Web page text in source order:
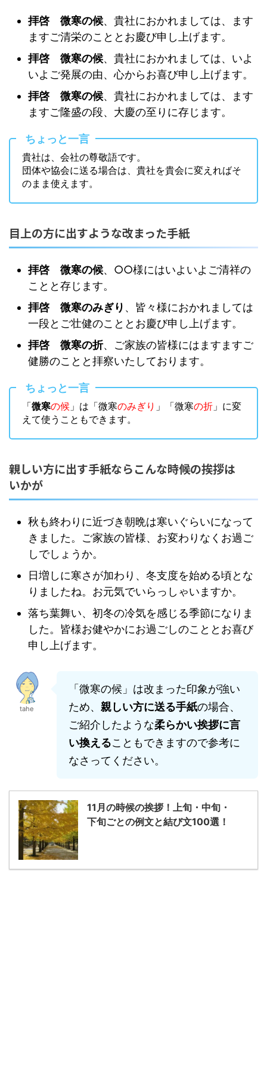
拝啓 微寒の候、貴社におかれましては、ます
ますご清栄のこととお慶び申し上げます。
拝啓 微寒の候、貴社におかれましては、いよ
いよご発展の由、心からお喜び申し上げます。
拝啓 微寒の候、貴社におかれましては、ます
ますご隆盛の段、大慶の至りに存じます。
ちょっと一言
貴社は、会社の尊敬語です。
団体や協会に送る場合は、貴社を貴会に変えればそ
のまま使えます。
目上の方に出すような改まった手紙
拝啓 微寒の候、○○様にはいよいよご清祥の
ことと存じます。
拝啓 微寒のみぎり 、皆々様におかれましては
一段とご壮健のこととお慶び申し上げます。
拝啓 微寒の折、ご家族の皆様にはますますご
健勝のことと拝察いたしております。
ちょっと一言
「微寒の候 」は「微寒のみぎり 」「微寒の折 」に変
えて使うこともできます。
親しい方に出す手紙ならこんな時候の挨拶は
いかが
秋も終わりに近づき朝晩は寒いぐらいになって
きました。ご家族の皆様、お変わりなくお過ご
しでしょうか。
日増しに寒さが加わり、冬支度を始める頃とな
りましたね。お元気でいらっしゃいますか。
落ち葉舞い、初冬の冷気を感じる季節になりま
した。皆様お健やかにお過ごしのこととお喜び
申し上げます。
tahe
「微寒の候」は改まった印象が強い
ため、 親しい方に送る手紙の場合、
ご紹介したような柔らかい挨拶に言
い換えることもできますので参考に
なさってください。
11月の時候の挨拶！上旬・中旬・
下旬ごとの例文と結び文100選！